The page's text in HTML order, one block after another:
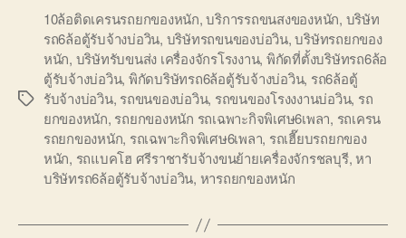
Tags
10ล้อติดเครนรถยกของหนัก,บริการรถขนสงของหนัก, บริษัท
รถ6ล้อตู้รับจ้างบ่อวิน, บริษัทรถขนของบ่อวิน,บริษัทรถยกของ
หนัก, บริษัทรับขนส่ง เครื่องจักรโรงงาน, พิกัดที่ตั้งบริษัทรถ6ล้อ
ตู้รับจ้างบ่อวิน, พิกัดบริษัทรถ6ล้อตู้รับจ้างบ่อวิน, รถ6ล้อตู้
รับจ้างบ่อวิน, รถขนของบ่อวิน, รถขนของโรงงงานบ่อวิน, รถ
ยกของหนัก, รถยกของหนัก รถเฉพาะกิจพิเศษ6เพลา, รถเครน
รถยกของหนัก, รถเฉพาะกิจพิเศษ6เพลา, รถเฮี๊ยบรถยกของ
หนัก, รถแบคโฮ ศรีราชารับจ้างขนย้ายเครื่องจักรชลบุรี,หา
บริษัทรถ6ล้อตู้รับจ้างบ่อวิน, หารถยกของหนัก